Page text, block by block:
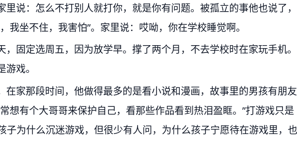
说：怎么不打别人就打你，就是你有问题。被孤立的事他也说了，
我坐不住，我害怕”。家里说：哎呦，你在学校睡觉啊。
，固定选周五，因为放学早。撑了两个月，不去学校时在家玩手机。
戏。
在家那段时间，他做得最多的是看小说和漫画，故事里的男孩有朋友
想有个大哥哥来保护自己，看那些作品看到热泪盈眶。”打游戏只是
子为什么沉迷游戏，但很少有人问，为什么孩子宁愿待在游戏里，也